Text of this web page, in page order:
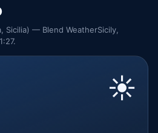
Sicilia) — Blend WeatherSicily,
☀️